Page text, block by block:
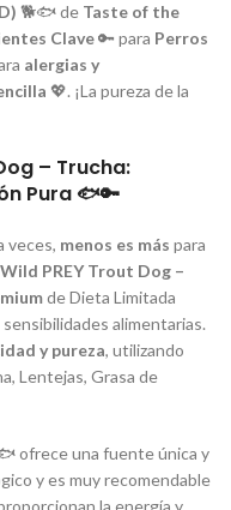
🐕🐟 de Taste of the
Clave🔑 para Perros
alergias y
💖. ¡La pureza de la
– Trucha:
Pura 🐟🔑
veces, menos es más para
PREY Trout Dog –
de Dieta Limitada
alimentarias.
y pureza, utilizando
Lentejas, Grasa de
ofrece una fuente única y
y es muy recomendable
la energía y